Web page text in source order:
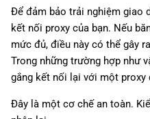
r
h
Để đảm bảo trải nghiệm giao
kết nối proxy của bạn. Nếu
mức đủ, điều này có thể gây
Trong những trường hợp như
gắng kết nối lại với một proxy
Đây là một cơ chế an toàn.